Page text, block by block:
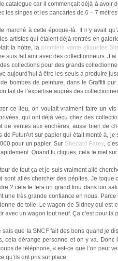
catalogue car il commençait déjà à avoir
les singes et les pancartes de 6 – 7
marché à cette époque-là. Il n’y avait
artistes qui étaient déjà rentrés en
la nôtre, la première vente étiquetée
suis fait ami avec des collectionneurs.
collections pour des grands
aujourd’hui à être les seuls à produire
bombes de peinture, dans le Graffiti
fait de l’expertise auprès des
ce lieu, on voulait vraiment faire un
qui ont déjà vécu chez des
de ventes aux enchères, aussi bien de
FuturArt sur papier qui était monté à,
pour un papier. Sur Shepard Farey,
Quand tu cliques, cela te met
de tout ça et je suis vraiment allé
sont allés chercher des pépites. Je
? cela te fera un grand trou dans ton
une très grande confiance en nous.
de toile. Le wagon de Sidney qui
avec un wagon tout neuf. Ça c’est pour la
sais que la SNCF fait des bons quand je
cela dérange personne et on y va. Donc
de téléphone, « est-ce que l’on peut
qu’ils ont pris sur place.